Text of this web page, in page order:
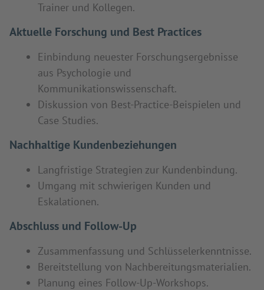
Trainer und Kollegen.
Aktuelle Forschung und Best Practices
Einbindung neuester Forschungsergebnisse
aus Psychologie und
Kommunikationswissenschaft.
Diskussion von Best-Practice-Beispielen und
Case Studies.
Nachhaltige Kundenbeziehungen
Langfristige Strategien zur Kundenbindung.
Umgang mit schwierigen Kunden und
Eskalationen.
Abschluss und Follow-Up
Zusammenfassung und Schlüsselerkenntnisse.
Bereitstellung von Nachbereitungsmaterialien.
Planung eines Follow-Up-Workshops.